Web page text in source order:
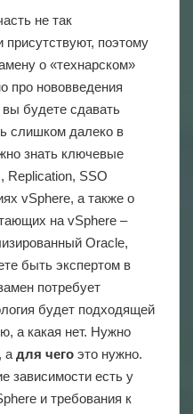
не так
присутствуют, поэтому
о «технарском»
про нововведения
вы будете сдавать
слишком далеко в
знать ключевые
Replication, SSO
vSphere, а также о
на vSphere –
Oracle,
быть экспертом в
потребует
будет подходящей
а какая нет. Нужно
а для чего это нужно.
зависимости есть у
и требования к